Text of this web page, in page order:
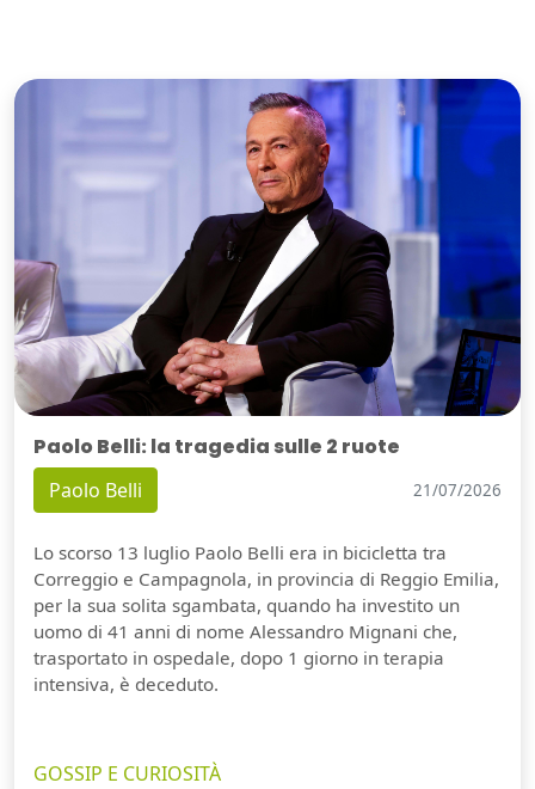
Paolo Belli: la tragedia sulle 2 ruote
Paolo Belli 21/07/2026
Lo scorso 13 luglio Paolo Belli era in bicicletta tra
Correggio e Campagnola, in provincia di Reggio Emilia,
per la sua solita sgambata, quando ha investito un
uomo di 41 anni di nome Alessandro Mignani che,
trasportato in ospedale, dopo 1 giorno in terapia
intensiva, è deceduto.
GOSSIP E CURIOSITÀ